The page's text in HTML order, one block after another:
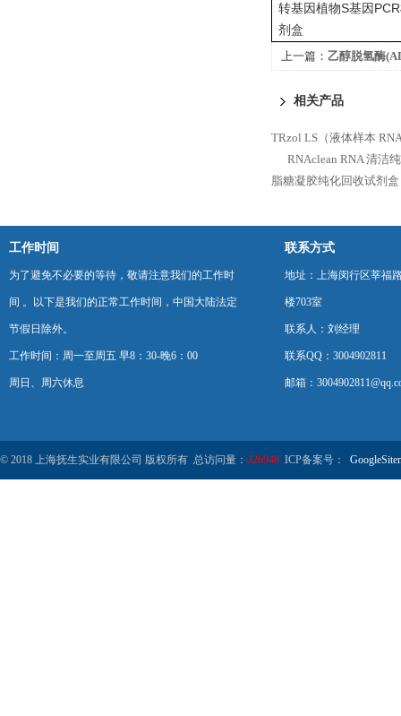
转基因植物S基因 PCR
剂盒
上一篇： 乙醇脱氢酶
相关产品
TRzol LS（液体样本
RNAclean RNA 清洁
脂糖凝胶纯化回收试剂盒
工作时间
为了避免不必要的等待，敬请注意我们的工作时
间 。以下是我们的正常工作时间，中国大陆法定
节假日除外。
工作时间：周一至周五 早8：30-晚6：00
周日、周六休息
联系方式
地址：上海闵行区莘福
楼703室
联系人：刘经理
联系QQ：3004902811
邮箱：
© 2018 上海抚生实业有限公司 版权所有 总访问量： 326948 ICP备案号：